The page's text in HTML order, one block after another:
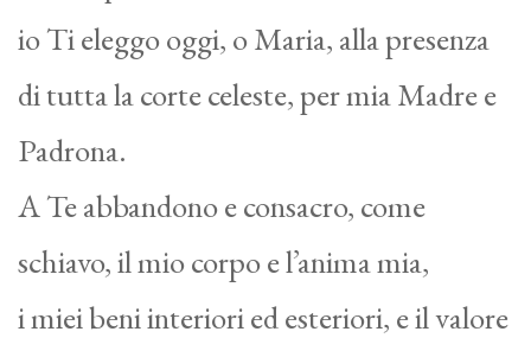
io Ti eleggo oggi, o Maria, alla presenza
di tutta la corte celeste, per mia Madre e
Padrona.
A Te abbandono e consacro, come
schiavo, il mio corpo e l’anima mia,
i miei beni interiori ed esteriori, e il valore